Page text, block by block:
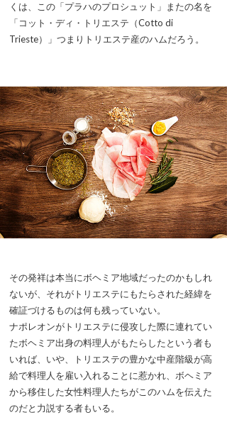
くは、この「プラハのプロシュット」またの名を
「コット・ディ・トリエステ（Cotto di
Trieste）」つまりトリエステ産のハムだろう。
その発祥は本当にボヘミア地域だったのかもしれ
ないが、それがトリエステにもたらされた経緯を
確証づけるものは何も残っていない。
ナポレオンがトリエステに侵攻した際に連れてい
たボヘミア出身の料理人がもたらしたという者も
いれば、いや、トリエステの豊かな中産階級が高
給で料理人を雇い入れることに惹かれ、ボヘミア
から移住した女性料理人たちがこのハムを伝えた
のだと力説する者もいる。